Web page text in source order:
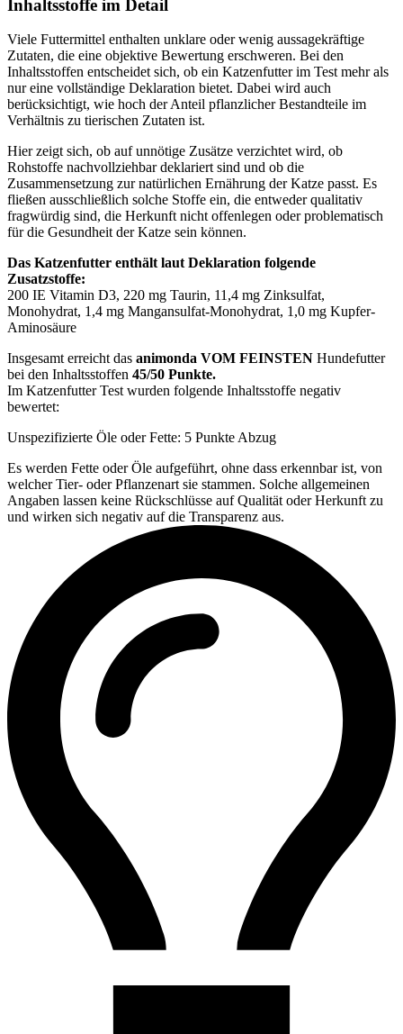
Inhaltsstoffe im Detail
Viele Futtermittel enthalten unklare oder wenig aussagekräftige
Zutaten, die eine objektive Bewertung erschweren. Bei den
Inhaltsstoffen entscheidet sich, ob ein Katzenfutter im Test mehr als
nur eine vollständige Deklaration bietet. Dabei wird auch
berücksichtigt, wie hoch der Anteil pflanzlicher Bestandteile im
Verhältnis zu tierischen Zutaten ist.
Hier zeigt sich, ob auf unnötige Zusätze verzichtet wird, ob
Rohstoffe nachvollziehbar deklariert sind und ob die
Zusammensetzung zur natürlichen Ernährung der Katze passt. Es
fließen ausschließlich solche Stoffe ein, die entweder qualitativ
fragwürdig sind, die Herkunft nicht offenlegen oder problematisch
für die Gesundheit der Katze sein können.
Das Katzenfutter enthält laut Deklaration folgende
Zusatzstoffe:
200 IE Vitamin D3, 220 mg Taurin, 11,4 mg Zinksulfat,
Monohydrat, 1,4 mg Mangansulfat-Monohydrat, 1,0 mg Kupfer-
Aminosäure
Insgesamt erreicht das animonda VOM FEINSTEN Hundefutter
bei den Inhaltsstoffen 45/50 Punkte.
Im Katzenfutter Test wurden folgende Inhaltsstoffe negativ
bewertet:
Unspezifizierte Öle oder Fette: 5 Punkte Abzug
Es werden Fette oder Öle aufgeführt, ohne dass erkennbar ist, von
welcher Tier- oder Pflanzenart sie stammen. Solche allgemeinen
Angaben lassen keine Rückschlüsse auf Qualität oder Herkunft zu
und wirken sich negativ auf die Transparenz aus.